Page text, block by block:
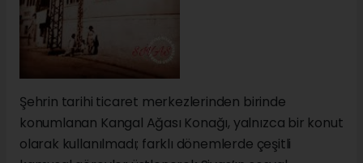
Şehrin tarihi ticaret merkezlerinden birinde
konumlanan Kangal Ağası Konağı, yalnızca bir konut
olarak kullanılmadı; farklı dönemlerde çeşitli